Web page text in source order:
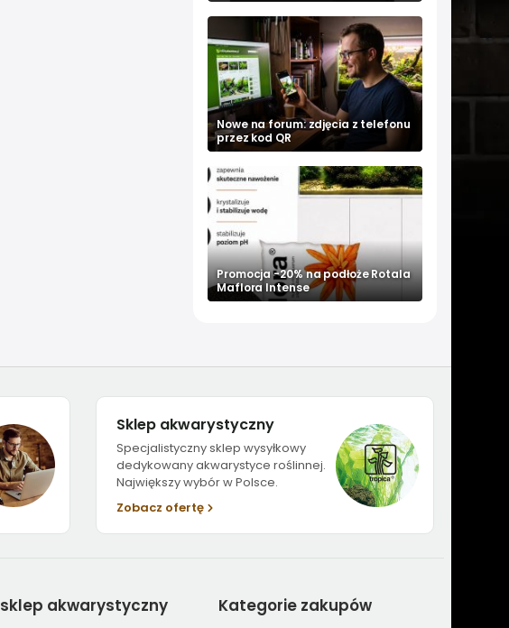
Nowe na forum: zdjęcia z telefonu
przez kod QR
Promocja -20% na podłoże Rotala
Maflora Intense
Sklep akwarystyczny
Specjalistyczny sklep wysyłkowy
dedykowany akwarystyce roślinnej.
Największy wybór w Polsce.
Zobacz ofertę
sklep akwarystyczny Kategoriezakupów